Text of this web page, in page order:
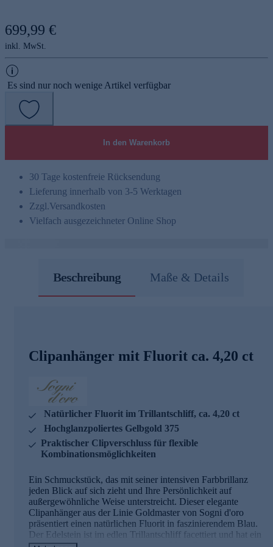
699,99 €
inkl. MwSt.
Es sind nur noch wenige Artikel verfügbar
In den Warenkorb
30 Tage kostenfreie Rücksendung
Lieferung innerhalb von 3-5 Werktagen
Zzgl.Versandkosten
Vielfach ausgezeichneter Online Shop
Beschreibung Maße & Details
Clipanhänger mit Fluorit ca. 4,20 ct
Natürlicher Fluorit im Trillantschliff, ca. 4,20 ct
Hochglanzpoliertes Gelbgold 375
Praktischer Clipverschluss für flexible
Kombinationsmöglichkeiten
Ein Schmuckstück, das mit seiner intensiven Farbbrillanz
jeden Blick auf sich zieht und Ihre Persönlichkeit auf
außergewöhnliche Weise unterstreicht. Dieser elegante
Clipanhänger aus der Linie Goldmaster von Sogni d'oro
präsentiert einen natürlichen Fluorit in faszinierendem Blau.
Der Edelstein ist im edlen Trillantschliff facettiert und hat ein